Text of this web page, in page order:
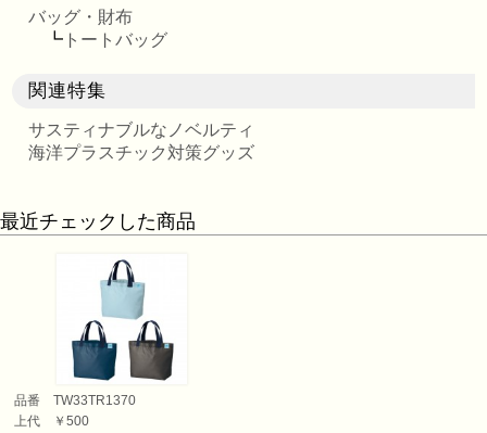
バッグ・財布
┗ トートバッグ
関連特集
サスティナブルなノベルティ
海洋プラスチック対策グッズ
最近チェックした商品
品番
TW33TR1370
上代
￥500